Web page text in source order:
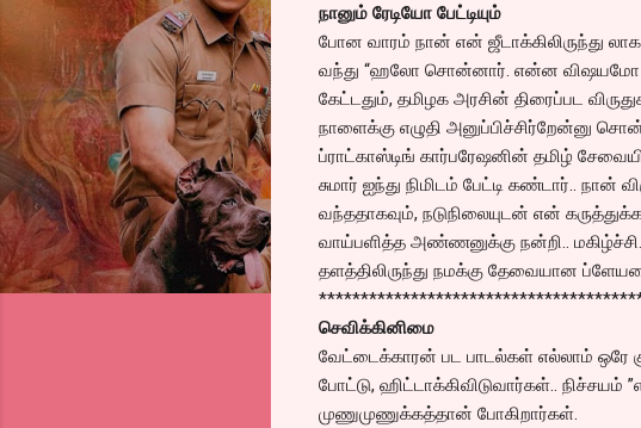
நானும் ரேடியோ பேட்டியும்
போன வாரம் நான் என் ஜீடாக்கிலிருந்து
வந்து “ஹலோ சொன்னார். என்ன விஷயமோ
கேட்டதும், தமிழக அரசின் திரைப்பட
நாளைக்கு எழுதி அனுப்பிச்சிர்றேன்னு
ப்ராட்காஸ்டிங் கார்பரேஷனின் தமிழ்
சுமார் ஐந்து நிமிடம் பேட்டி கண்டார்..
வந்ததாகவும், நடுநிலையுடன் என்
வாய்பளித்த அண்ணனுக்கு நன்றி..
தளத்திலிருந்து நமக்கு தேவையான
செவிக்கினிமை
வேட்டைக்காரன் பட பாடல்கள் எல்லாம் ஒரே
போட்டு, ஹிட்டாக்கிவிடுவார்கள்.. நிச்சயம்
முணுமுணுக்கத்தான் போகிறார்கள்.